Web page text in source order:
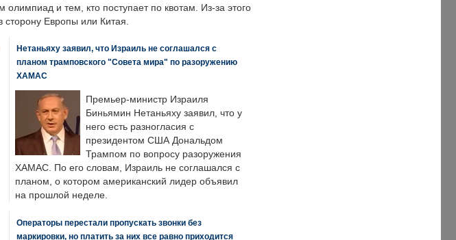
олимпиад и тем, кто поступает по квотам. Из-за этого
сторону Европы или Китая.
Нетаньяху заявил, что Израиль не соглашался с
планом трамповского "Совета мира" по разоружению
ХАМАС
Премьер-министр Израиля
Биньямин Нетаньяху заявил, что у
него есть разногласия с
президентом США Дональдом
Трампом по вопросу разоружения
ХАМАС. По его словам, Израиль не соглашался с
планом, о котором американский лидер объявил
на прошлой неделе.
Операторы перестали пропускать звонки без
маркировки, но платить за них все равно приходится